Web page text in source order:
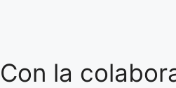
Con la